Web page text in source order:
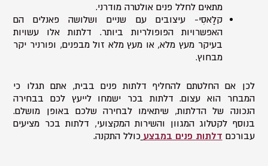
מתאים לחלל פנים אולטרה מודרני.
קלַאסִי- עיצובים עם שניים ושלושה פאנלים הם
האפשרויות הפופולריות ביותר. דלתות אלו עשויות
בעיקר מעץ מלא, או מעץ מלא זול מבפנים, ופורניר יקר
מבחוץ.
לכן אם החלטתם להחליף דלתות פנים בבית, אתם תגלו כי
המבחר הוא עצום. דלתות בכר ישמחו לייעץ לכם בבחירה
הנכונה של הדלתות, שיתאימו לבחירה שלכם באופן מושלם.
בנוסף לקטלוג המגוון והשירות המקצועי, דלתות בכר מציעים
עבורכם דלתות פנים במבצע כולל התקנה.